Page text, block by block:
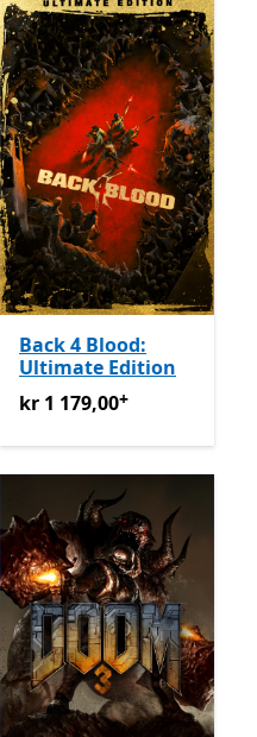
Back 4 Blood:
Ultimate Edition
kr 1 179,00Tilbyr kjøp i
kr 1 179,00+